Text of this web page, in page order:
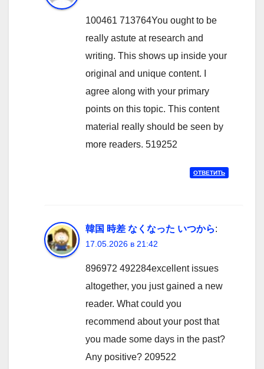
100461 713764You ought to be
really astute at research and
writing. This shows up inside your
original and unique content. I
agree along with your primary
points on this topic. This content
material really should be seen by
more readers. 519252
ОТВЕТИТЬ
韓国 時差 なくなった いつから:
17.05.2026 в 21:42
896972 492284excellent issues
altogether, you just gained a new
reader. What could you
recommend about your post that
you made some days in the past?
Any positive? 209522